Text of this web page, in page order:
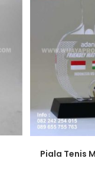
Piala Tenis